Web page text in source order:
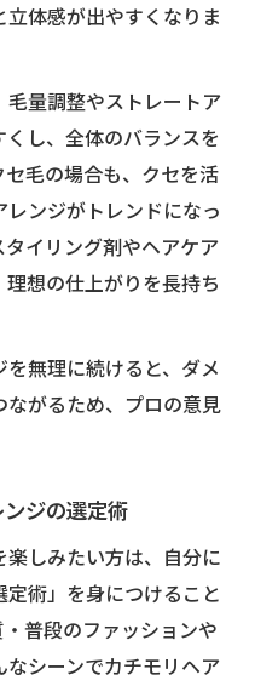
体感が出やすくなりま
量調整やストレートア
し、全体のバランスを
毛の場合も、クセを活
ンジがトレンドになっ
イリング剤やヘアケア
想の仕上がりを長持ち
無理に続けると、ダメ
がるため、プロの意見
ジの選定術
しみたい方は、自分に
術」を身につけること
普段のファッションや
シーンでカチモリヘア